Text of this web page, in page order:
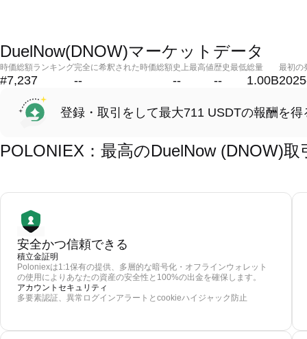
DuelNow(DNOW)マーケットデータ
時価総額ランキング
#7,237
完全に希釈された時価総額
--
史上最高値
--
歴史最低
--
総量
1.00B
最初の
登録・取引をして最大711 USDTの報酬を得
POLONIEX：最高のDuelNow (DNOW)
安全かつ信頼できる
積立金証明
Poloniexは1:1保有の提供、多層的な暗号化・オフラインウォレット
の使用によりあなたの資産の安全性と100%の出金を確保します。
アカウントセキュリティ
多要素認証、異常ログインアラートとcookieハイジャック防止